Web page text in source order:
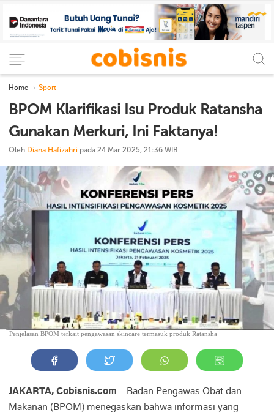
Home Sport
BPOM Klarifikasi Isu Produk Ratansha
Gunakan Merkuri, Ini Faktanya!
Oleh Diana Hafizahri pada 24 Mar 2025, 21:36 WIB
Penjelasan BPOM terkait pengawasan skincare termasuk produk Ratansha
JAKARTA, Cobisnis.com – Badan Pengawas Obat dan
Makanan (BPOM) menegaskan bahwa informasi yang